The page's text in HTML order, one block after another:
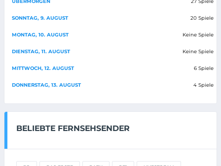
ÜBERMORGEN 27 Spiele
SONNTAG, 9. AUGUST 20 Spiele
MONTAG, 10. AUGUST Keine Spiele
DIENSTAG, 11. AUGUST Keine Spiele
MITTWOCH, 12. AUGUST 6 Spiele
DONNERSTAG, 13. AUGUST 4 Spiele
BELIEBTE FERNSEHSENDER